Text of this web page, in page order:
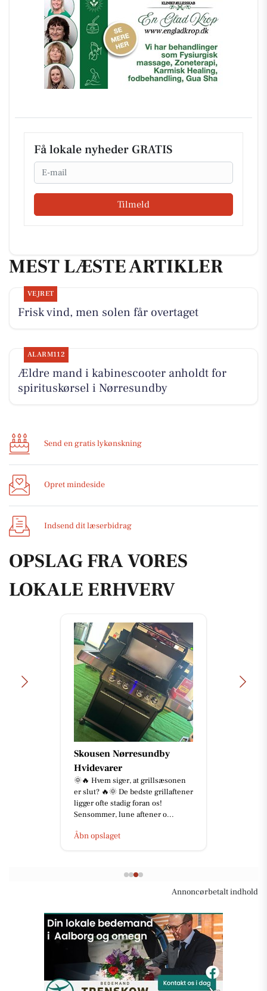
Få lokale nyheder GRATIS
Email
Tilmeld
MEST LÆSTE ARTIKLER
VEJRET
Frisk vind, men solen får overtaget
ALARM112
Ældre mand i kabinescooter anholdt for
spirituskørsel i Nørresundby
Send en gratis lykønskning
Opret mindeside
Indsend dit læserbidrag
OPSLAG FRA VORES
LOKALE ERHVERV
Skousen Nørresundby
Hvidevarer
🌞🔥 Hvem siger, at grillsæsonen
er slut? 🔥🌞 De bedste grillaftener
ligger ofte stadig foran os!
Sensommer, lune aftener o...
Åbn opslaget
Annoncørbetalt indhold